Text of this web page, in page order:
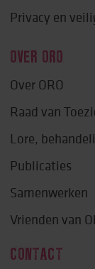
Privacy en
OVER ORO
Over ORO
Raad van
Lore,
Publicaties
Samenwerken
Vrienden van
CONTACT